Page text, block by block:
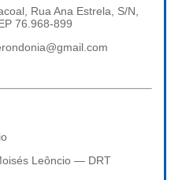
Rua Ana Estrela, S/N,
76.968-899
Leôncio — DRT